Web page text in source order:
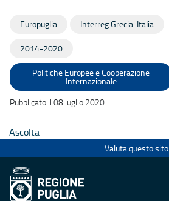
Europuglia Interreg Grecia-Italia
2014-2020
Politiche Europee e Cooperazione
Internazionale
Pubblicato il 08 luglio 2020
Ascolta
Valuta questo sito